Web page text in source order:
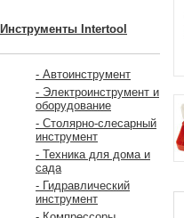
Инструменты Intertool
- Автоинструмент
- Электроинструмент и
оборудование
- Столярно-слесарный
инструмент
- Техника для дома и
сада
- Гидравлический
инструмент